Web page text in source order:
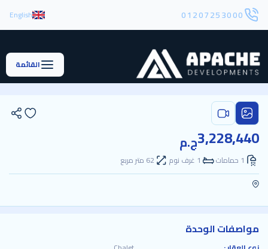
01207253000
English
القائمة
3,228,440ج.م
1 حمامات 1 غرف نوم 62 متر مربع
مواصفات الوحدة